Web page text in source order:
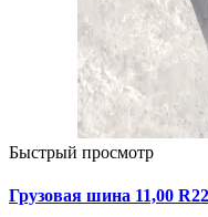
Быстрый просмотр
Грузовая шина 11,00